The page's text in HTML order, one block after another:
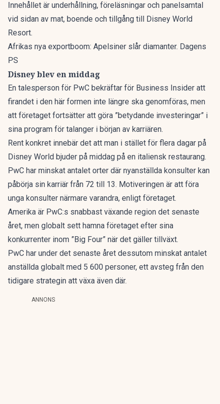
Innehållet är underhållning, föreläsningar och panelsamtal
vid sidan av mat, boende och tillgång till Disney World
Resort.
Afrikas nya exportboom: Apelsiner slår diamanter. Dagens
PS
Disney blev en middag
En talesperson för PwC bekräftar för Business Insider att
firandet i den här formen inte längre ska genomföras, men
att företaget fortsätter att göra ”betydande investeringar” i
sina program för talanger i början av karriären.
Rent konkret innebär det att man i stället för flera dagar på
Disney World bjuder på middag på en italiensk restaurang.
PwC har minskat antalet orter där nyanställda konsulter kan
påbörja sin karriär från 72 till 13. Motiveringen är att föra
unga konsulter närmare varandra, enligt företaget.
Amerika är PwC:s snabbast växande region det senaste
året, men globalt sett hamna företaget efter sina
konkurrenter inom ”Big Four” när det gäller tillväxt.
PwC har under det senaste året dessutom minskat antalet
anställda globalt med 5 600 personer, ett avsteg från den
tidigare strategin att växa även där.
ANNONS